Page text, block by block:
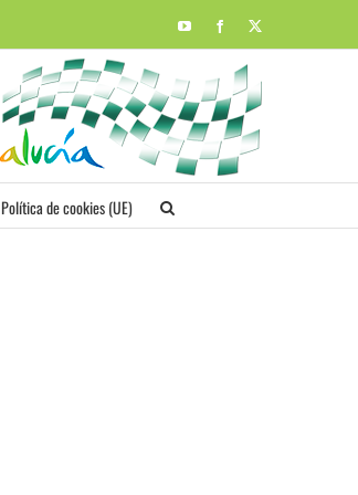
YouTubeFacebook
Política de cookies (UE)